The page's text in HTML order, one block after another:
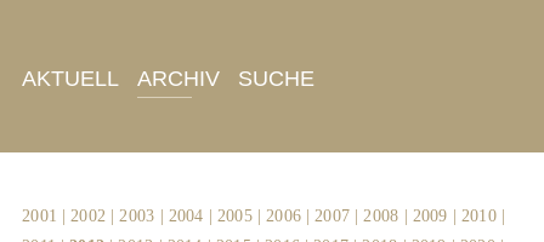
AKTUELL ARCHIV SUCHE
2001 |2002 |2003 2004 2005| 2006 |2007 |2008 2009 2010|